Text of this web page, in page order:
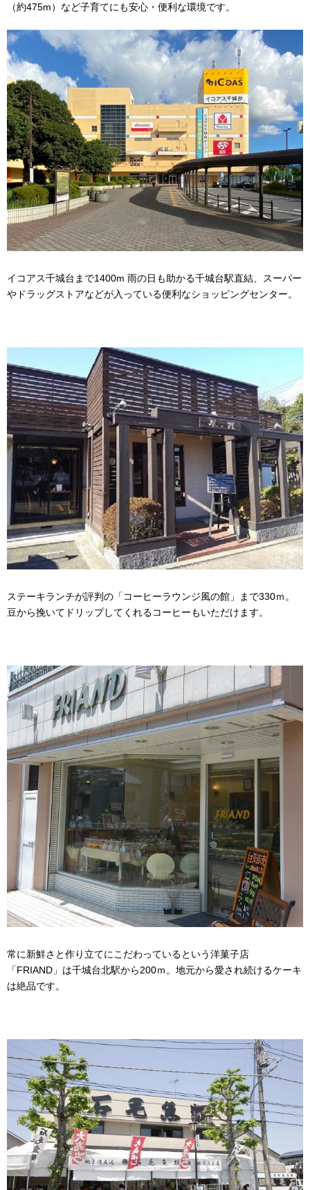
（約475m）など子育てにも安心・便利な環境です。
イコアス千城台まで1400m 雨の日も助かる千城台駅直結、スーパー
やドラッグストアなどが入っている便利なショッピングセンター。
ステーキランチが評判の「コーヒーラウンジ風の館」まで330ｍ。
豆から挽いてドリップしてくれるコーヒーもいただけます。
常に新鮮さと作り立てにこだわっているという洋菓子店
「FRIAND」は千城台北駅から200ｍ。地元から愛され続けるケーキ
は絶品です。